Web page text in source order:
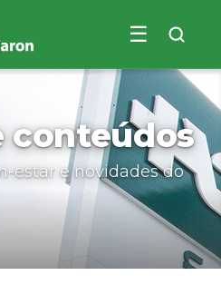
☰
conteúdos
estar e novidades do